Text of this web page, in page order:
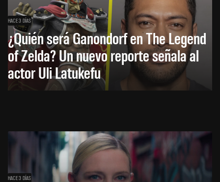
HACE 3 DÍAS
¿Quién será Ganondorf en The Legend
of Zelda? Un nuevo reporte señala al
actor Uli Latukefu
HACE 3 DÍAS